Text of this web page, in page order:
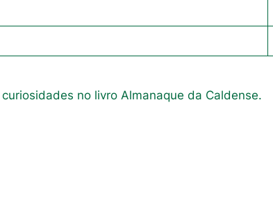
no livro Almanaque da Caldense.